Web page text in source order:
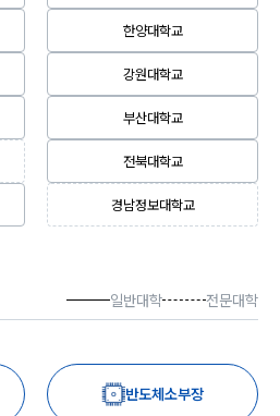
한양대학교
강원대학교
부산대학교
전북대학교
경남정보대학교
일반대학 전문대학
반도체소부장